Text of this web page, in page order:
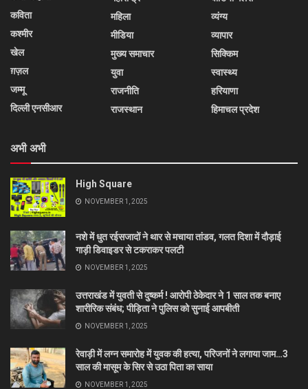
कविता
कश्मीर
खेल
ग़ज़ल
जम्मू
दिल्ली एनसीआर
महिला
मीडिया
मुख्य समाचार
युवा
राजनीति
राजस्थान
व्यंग्य
व्यापार
सिक्किम
स्वास्थ्य
हरियाणा
हिमाचल प्रदेश
अभी अभी
High Square
NOVEMBER 1, 2025
नशे में धुत रईसजादों ने थार से मचाया तांडव, गलत दिशा में दौड़ाई
गाड़ी डिवाइडर से टकराकर पलटी
NOVEMBER 1, 2025
उत्तराखंड में युवती से दुष्कर्म ! आरोपी ठेकेदार ने 1 साल तक बनाए
शारीरिक संबंध; पीड़िता ने पुलिस को सुनाई आपबीती
NOVEMBER 1, 2025
रेवाड़ी में लग्न समारोह में युवक की हत्या, परिजनों ने लगाया जाम…3
साल की मासूम के सिर से उठा पिता का साया
NOVEMBER 1, 2025